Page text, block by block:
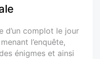
d’un complot le jour
l’enquête,
énigmes et ainsi